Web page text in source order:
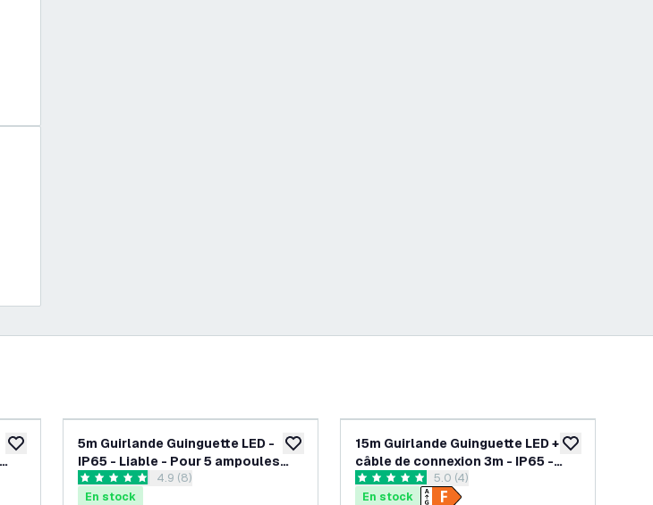
ajouter à la liste de souhaits ajouter à la liste de souhaits
5m Guirlande Guinguette LED -
IP65 - Liable - Pour 5 ampoules
E27
ouvrir le tiroir des avis
4.9 étoiles de notation
4.9 (8)
En stock
ajouter à la
15m Guirlande Guinguette LED +
câble de connexion 3m - IP65 -
Liable - Avec 15 lampes LED
ouvrir le tiroir des avis
5 étoiles de notation
5.0 (4)
En stock